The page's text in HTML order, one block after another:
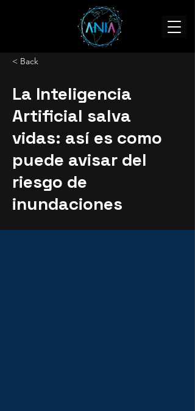
< Back
La Inteligencia
Artificial salva
vidas: así es como
puede avisar del
riesgo de
inundaciones